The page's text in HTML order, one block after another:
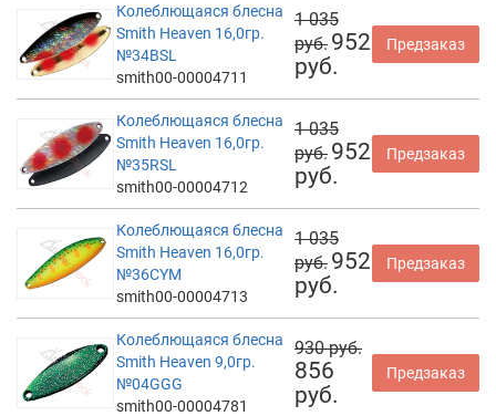
Колеблющаяся блесна
Smith Heaven 16,0гр.
№34BSL
smith00-00004711
1 035
руб. 952
руб.
Предзаказ
Колеблющаяся блесна
Smith Heaven 16,0гр.
№35RSL
smith00-00004712
1 035
руб. 952
руб.
Предзаказ
Колеблющаяся блесна
Smith Heaven 16,0гр.
№36CYM
smith00-00004713
1 035
руб. 952
руб.
Предзаказ
Колеблющаяся блесна
Smith Heaven 9,0гр.
№04GGG
smith00-00004781
930 руб.
856
руб.
Предзаказ